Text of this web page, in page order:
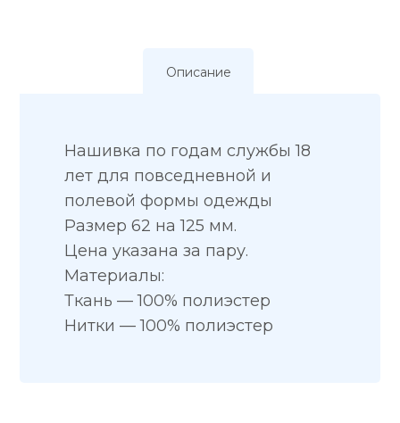
Описание
Нашивка по годам службы 18
лет для повседневной и
полевой формы одежды
Размер 62 на 125 мм.
Цена указана за пару.
Материалы:
Ткань — 100% полиэстер
Нитки — 100% полиэстер